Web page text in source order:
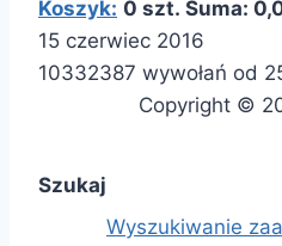
Koszyk: 0 szt. Suma:
15 czerwiec 2016
10332387 wywołań od
Copyright ©
Szukaj
Wyszukiwanie